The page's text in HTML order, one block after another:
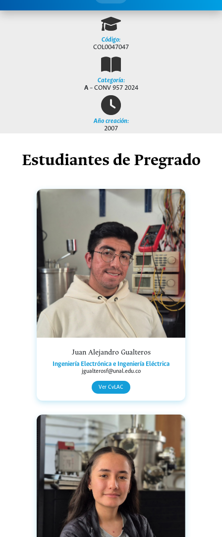
Código:
COL0047047
Categoría:
A– CONV 957 2024
Año creación:
2007
Estudiantes de Pregrado
Juan Alejandro Gualteros
Ingeniería Electrónica e Ingeniería Eléctrica
jgualterosf@unal.edu.co
Ver CvLAC